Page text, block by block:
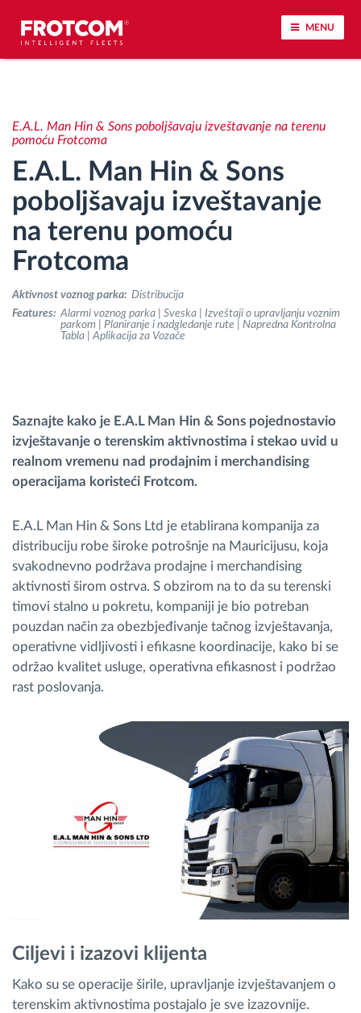
MENU
Analiza ponašanja u vožnji
Praćenje vremena vožnje
Upravljanje radnom snagom
Daljinsko preuzimanje tahografa
Kontrola pristupa
Automatska identifikacija vozača
Otkrijte sve funkcije
Kako rešavamo sve aktivnosti voznog parka
Kalkulator uštede
E.A.L. Man Hin & Sons poboljšavaju izveštavanje na terenu
pomoću Frotcoma
E.A.L. Man Hin & Sons
poboljšavaju izveštavanje
na terenu pomoću
Frotcoma
Aktivnost voznog parka: Distribucija
Features: Alarmi voznog parka | Sveska | Izveštaji o upravljanju voznim
parkom | Planiranje i nadgledanje rute | Napredna Kontrolna
Tabla | Aplikacija za Vozače
Saznajte kako je E.A.L Man Hin & Sons pojednostavio
izvještavanje o terenskim aktivnostima i stekao uvid u
realnom vremenu nad prodajnim i merchandising
operacijama koristeći Frotcom.
E.A.L Man Hin & Sons Ltd je etablirana kompanija za
distribuciju robe široke potrošnje na Mauricijusu, koja
svakodnevno podržava prodajne i merchandising
aktivnosti širom ostrva. S obzirom na to da su terenski
timovi stalno u pokretu, kompaniji je bio potreban
pouzdan način za obezbjeđivanje tačnog izvještavanja,
operativne vidljivosti i efikasne koordinacije, kako bi se
održao kvalitet usluge, operativna efikasnost i podržao
rast poslovanja.
Ciljevi i izazovi klijenta
Kako su se operacije širile, upravljanje izvještavanjem o
terenskim aktivnostima postajalo je sve izazovnije.